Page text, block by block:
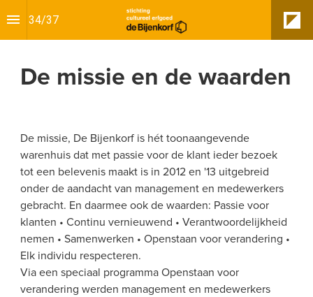
34/37
De missie en de waarden
De missie, De Bijenkorf is hét toonaangevende
warenhuis dat met passie voor de klant ieder bezoek
tot een belevenis maakt is in 2012 en '13 uitgebreid
onder de aandacht van management en medewerkers
gebracht. En daarmee ook de waarden: Passie voor
klanten • Continu vernieuwend • Verantwoordelijkheid
nemen • Samenwerken • Openstaan voor verandering •
Elk individu respecteren.
Via een speciaal programma Openstaan voor
verandering werden management en medewerkers